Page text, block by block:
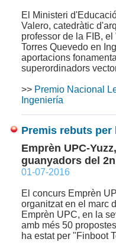
El Ministeri
Valero, catedràtic
professor de la FIB,
Torres Quevedo en
aportacions
superordinadors
>> Premio Nacional
Ingeniería
Premis rebuts
Emprèn UPC-
guanyadors del
01-07-2016
El concurs Emprèn
organitzat en el marc
Emprèn UPC, en la
amb més 50
ha estat per "Finboot